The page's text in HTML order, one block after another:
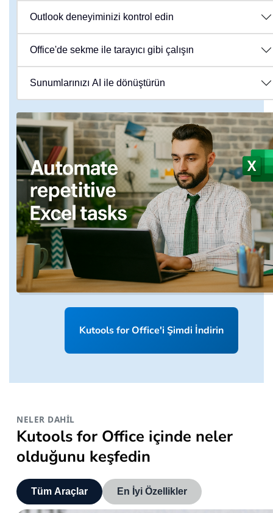
Outlook deneyiminizi kontrol edin
Office'de sekme ile tarayıcı gibi çalışın
Sunumlarınızı AI ile dönüştürün
Kutools for Office'i Şimdi İndirin
NELER DAHIL
Kutools for Office içinde neler
olduğunu keşfedin
Tüm Araçlar En İyi Özellikler